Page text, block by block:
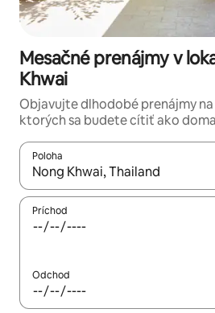
Mesačné prenájmy v
Khwai
Objavujte dlhodobé prenájmy
ktorých sa budete cítiť ako
Poloha
Keď budú výsledky k dispozícii,
Príchod
Odchod